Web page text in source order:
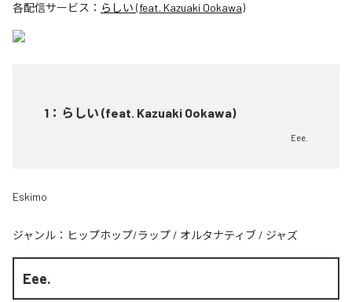
各配信サービス： らしい (feat. Kazuaki Ookawa)
1 ： らしい (feat. Kazuaki Ookawa)
Eee.
Eskimo
ジャンル： ヒップホップ/ラップ / オルタナティブ / ジャズ
Eee.